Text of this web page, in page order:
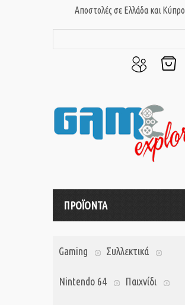
Αποστολές σε Ελλάδα και Κύπρο
μου
ΠΡΟΪΟΝΤΑ
Gaming Συλλεκτικά
Nintendo 64 Παιχνίδι